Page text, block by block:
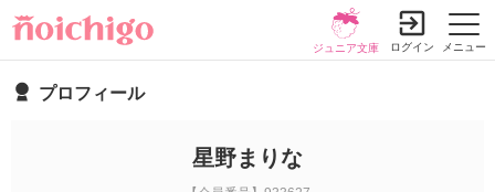
メニュー
ジュニア文庫 ログイン
プロフィール
星野まりな